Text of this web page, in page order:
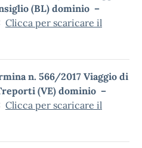
(BL) dominio –
Clicca per scaricare il
n. 566/2017 Viaggio di
(VE) dominio –
Clicca per scaricare il